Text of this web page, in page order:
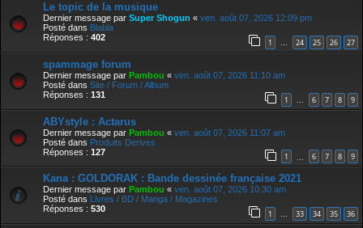
Le topic de la musique
Dernier message par Super Shogun « ven. août 07, 2026 12:09 pm
Posté dans Blabla
Réponses : 402 1 … 24 25 26 27
spammage forum
Dernier message par Pambou « ven. août 07, 2026 11:10 am
Posté dans Site / Forum / Album
Réponses : 131 1 … 6 7 8 9
ABYstyle : Actarus
Dernier message par Pambou « ven. août 07, 2026 11:07 am
Posté dans Produits Derives
Réponses : 127 1 6 7 8 9
Kana : GOLDORAK : Bande dessinée française 2021
Dernier message par Pambou « ven. août 07, 2026 10:30 am
Posté dans
Livres / BD / Manga / Magazines
Réponses : 530 1 … 33 34 35 36